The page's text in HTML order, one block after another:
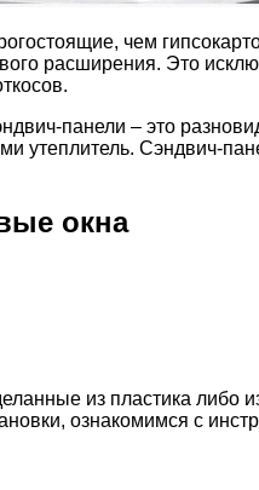
чем
расширения. Это
панели – это
утеплитель. Сэндвич-
окна
из пластика
ознакомимся с